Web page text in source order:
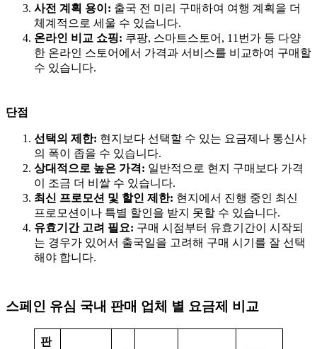
사전 계획 용이: 출국 전 미리 구매하여 여행 계획을 더
체계적으로 세울 수 있습니다.
온라인 비교 쇼핑: 쿠팡, 스마트스토어, 11번가 등 다양
한 온라인 스토어에서 가격과 서비스를 비교하여 구매할
수 있습니다.
단점
선택의 제한: 현지보다 선택할 수 있는 요금제나 통신사
의 폭이 좁을 수 있습니다.
상대적으로 높은 가격: 일반적으로 현지 구매보다 가격
이 조금 더 비쌀 수 있습니다.
최신 프로모션 및 할인 제한: 현지에서 진행 중인 최신
프로모션이나 특별 할인을 받지 못할 수 있습니다.
유효기간 고려 필요: 구매 시점부터 유효기간이 시작되
는 경우가 있어서 출국일을 고려해 구매 시기를 잘 선택
해야 합니다.
스페인 유심 국내 판매 업체 별 요금제 비교
판